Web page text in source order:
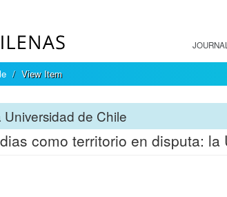
View Item
de Chile
como territorio en disputa: